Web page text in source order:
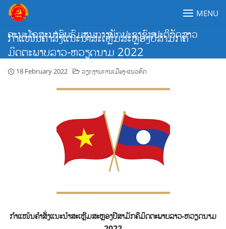
Skip
content
ຄະນະໂຄສະນາອົບຮົມສູນກາງພັກປະຊາຊົນປະຕິວັດລາວ
MENU
ກຳແໜ້ນຄຳສັ່ງແນະນຳສະເຫຼີມສະຫຼອງປີສາມັກຄີ
ມິດຕະພາບລາວ-ຫວຽດນາມ 2022
18 February 2022 ວຽກງານການເມືອງ-ແນວຄິດ
ກຳແໜ້ນຄຳສັ່ງແນະນຳສະເຫຼີມສະຫຼອງປີສາມັກຄີມິດຕະພາບລາວ-ຫວຽດນາມ